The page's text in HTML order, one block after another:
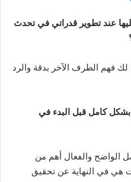
عند تطوير قدراتي في تحدث
لك فهم الطرف الآخر بدقة والرد
كامل قبل البدء في
الواضح والفعال أهم من
هي في النهاية عن تحقيق